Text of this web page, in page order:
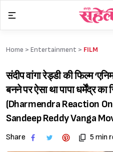
content
Home > Entertainment > FILM
संदीप वांगा रेड्डी की फिल्म
बनने पर ऐसा था पापा धर्मेंद्र
(Dharmendra Reaction
Sandeep Reddy Vanga
Share 5 min